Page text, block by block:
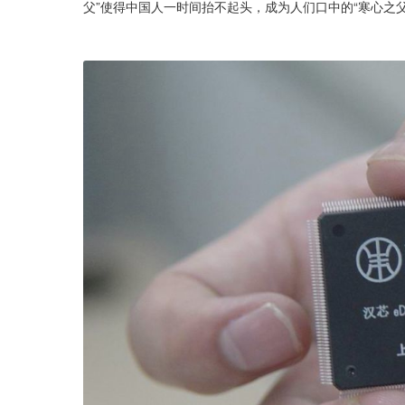
父”使得中国人一时间抬不起头，成为人们口中的“寒心之